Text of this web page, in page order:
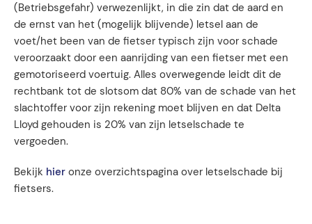
(Betriebsgefahr) verwezenlijkt, in die zin dat de aard en
de ernst van het (mogelijk blijvende) letsel aan de
voet/het been van de fietser typisch zijn voor schade
veroorzaakt door een aanrijding van een fietser met een
gemotoriseerd voertuig. Alles overwegende leidt dit de
rechtbank tot de slotsom dat 80% van de schade van het
slachtoffer voor zijn rekening moet blijven en dat Delta
Lloyd gehouden is 20% van zijn letselschade te
vergoeden.
Bekijk hier onze overzichtspagina over letselschade bij
fietsers.